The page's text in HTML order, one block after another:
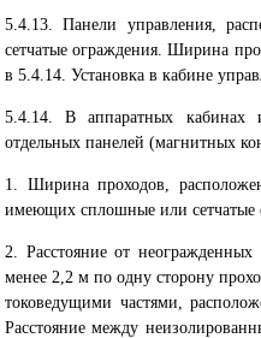
5.4.13. Панели управления,
сетчатые ограждения. Ширина
в 5.4.14. Установка в кабине
5.4.14. В аппаратных кабинах
отдельных панелей (магнитных
1. Ширина проходов,
имеющих сплошные или сетчатые
2. Расстояние от
менее 2,2 м по одну сторону
токоведущими частями,
Расстояние между